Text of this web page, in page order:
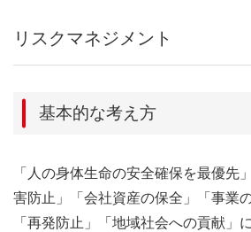
リスクマネジメント
基本的な考え方
「人の身体生命の安全確保を最優先
害防止」「会社資産の保全」「事業
「再発防止」「地域社会への貢献」